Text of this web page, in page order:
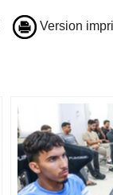
Version